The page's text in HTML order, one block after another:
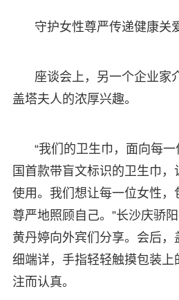
守护女性尊严传递健康关
座谈会上，另一个企业家
盖塔夫人的浓厚兴趣。
“我们的卫生巾，面向每
国首款带盲文标识的卫生巾
使用。我们想让每一位女性，
尊严地照顾自己。”长沙庆骄
黄丹婷向外宾们分享。会后，
细端详，手指轻轻触摸包装上
注而认真。